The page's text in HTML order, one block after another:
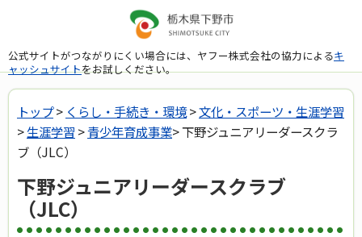
公式サイトがつながりにくい場合には、ヤフー株式会社の協力によるキ
ャッシュサイトをお試しください。
トップ> くらし・手続き・環境>文化・スポーツ・生涯学習
>生涯学習 >青少年育成事業> 下野ジュニアリーダースクラ
ブ（JLC）
下野ジュニアリーダースクラブ
（JLC）